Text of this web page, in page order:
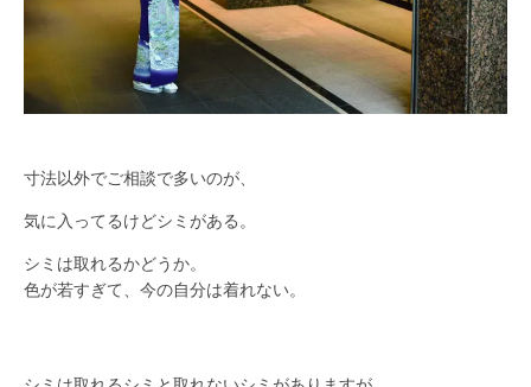
寸法以外でご相談で多いのが、
気に入ってるけどシミがある。
シミは取れるかどうか。
色が若すぎて、今の自分は着れない。